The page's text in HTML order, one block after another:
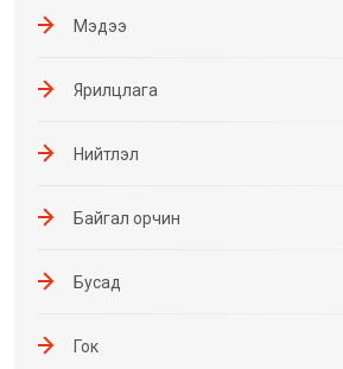
Мэдээ
Ярилцлага
Нийтлэл
Байгал орчин
Бусад
Гок